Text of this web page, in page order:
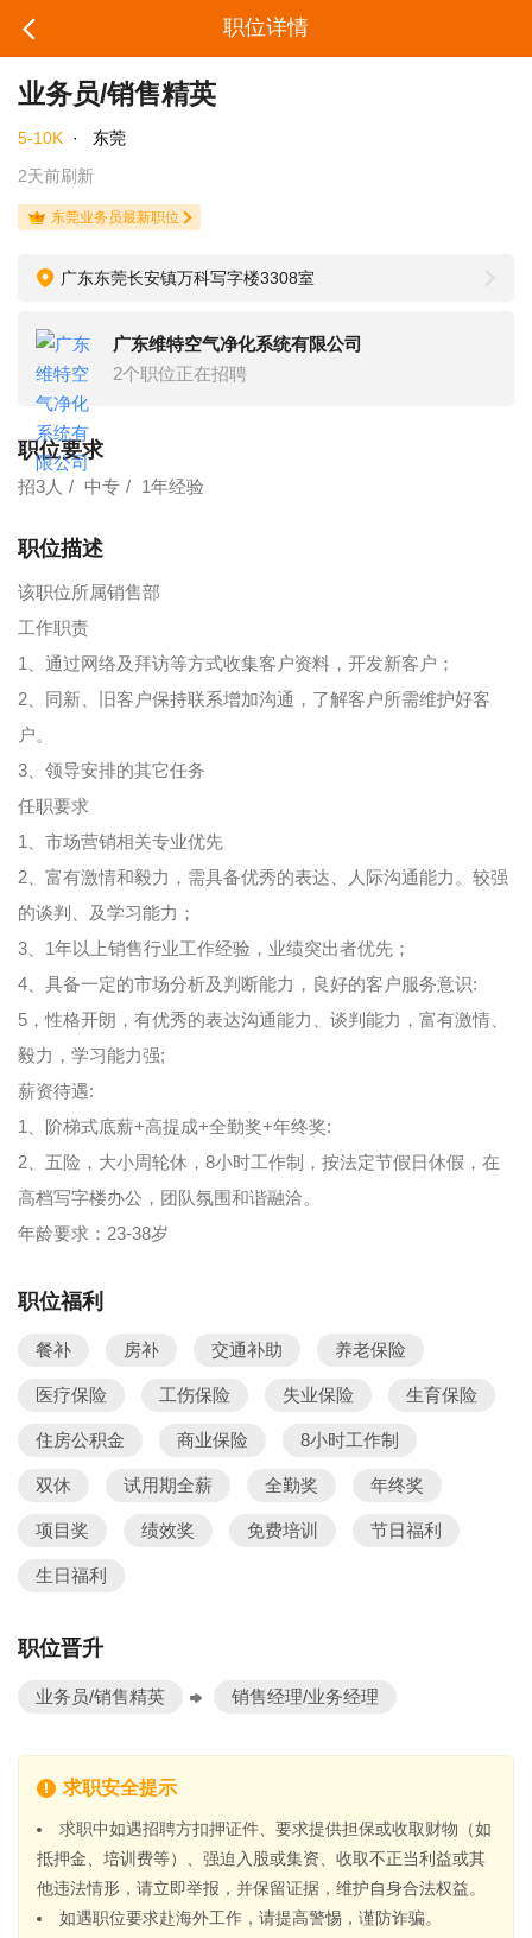
职位详情
业务员/销售精英
5-10K ·
东莞
2天前刷新
东莞业务员最新职位
广东东莞长安镇万科写字楼3308室
广东维特空气净化系统有限公司
2个职位正在招聘
职位要求
招3人 中专 1年经验
职位描述
该职位所属销售部
工作职责
1、通过网络及拜访等方式收集客户资料，开发新客户；
2、同新、旧客户保持联系增加沟通，了解客户所需维护好客
户。
3、领导安排的其它任务
任职要求
1、市场营销相关专业优先
2、富有激情和毅力，需具备优秀的表达、人际沟通能力。较强
的谈判、及学习能力；
3、1年以上销售行业工作经验，业绩突出者优先；
4、具备一定的市场分析及判断能力，良好的客户服务意识:
5，性格开朗，有优秀的表达沟通能力、谈判能力，富有激情、
毅力，学习能力强;
薪资待遇:
1、阶梯式底薪+高提成+全勤奖+年终奖:
2、五险，大小周轮休，8小时工作制，按法定节假日休假，在
高档写字楼办公，团队氛围和谐融洽。
年龄要求：23-38岁
职位福利
餐补 房补 交通补助 养老保险
医疗保险 工伤保险 失业保险 生育保险
住房公积金 商业保险 8小时工作制
双休 试用期全薪 全勤奖 年终奖
项目奖 绩效奖 免费培训 节日福利
生日福利
职位晋升
业务员/销售精英 销售经理/业务经理
求职安全提示
求职中如遇招聘方扣押证件、要求提供担保或收取财物（如
抵押金、培训费等）、强迫入股或集资、收取不正当利益或其
他违法情形，请立即举报，并保留证据，维护自身合法权益。
如遇职位要求赴海外工作，请提高警惕，谨防诈骗。